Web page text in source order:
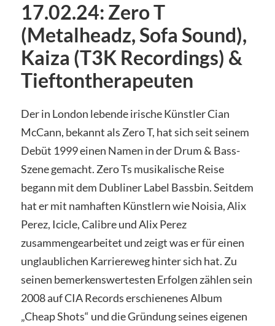
17.02.24: Zero T
(Metalheadz, Sofa Sound),
Kaiza (T3K Recordings) &
Tieftontherapeuten
Der in London lebende irische Künstler Cian
McCann, bekannt als Zero T, hat sich seit seinem
Debüt 1999 einen Namen in der Drum & Bass-
Szene gemacht. Zero Ts musikalische Reise
begann mit dem Dubliner Label Bassbin. Seitdem
hat er mit namhaften Künstlern wie Noisia, Alix
Perez, Icicle, Calibre und Alix Perez
zusammengearbeitet und zeigt was er für einen
unglaublichen Karriereweg hinter sich hat. Zu
seinen bemerkenswertesten Erfolgen zählen sein
2008 auf CIA Records erschienenes Album
„Cheap Shots“ und die Gründung seines eigenen